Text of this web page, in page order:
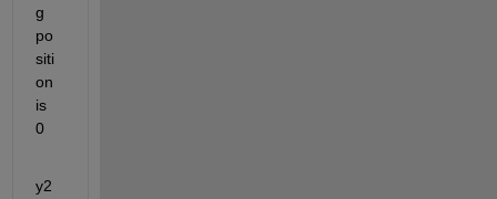
g
po
siti
on
is
0
y2